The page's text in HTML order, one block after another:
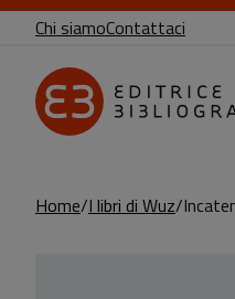
Chi siamoContattaci
Home I libri di Wuz